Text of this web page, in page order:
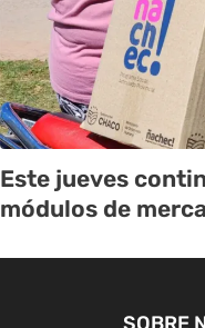
Este jueves
módulos de